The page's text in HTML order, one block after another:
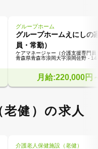
グループホーム
グループホームえにしの
員・常勤）
ケアマネージャー（介護支援専門員
青森県青森市浪岡大字浪岡佐野 -
月給:220,000円
健）の求人
介護老人保健施設（老健）